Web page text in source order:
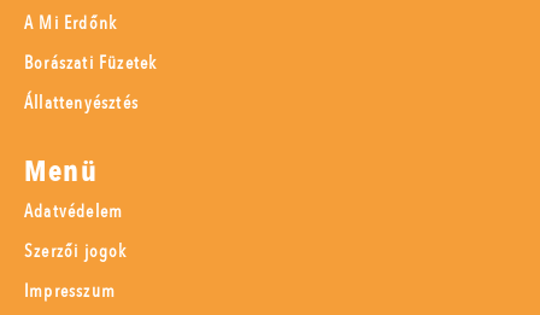
A Mi Erdőnk
Borászati Füzetek
Állattenyésztés
Menü
Adatvédelem
Szerzői jogok
Impresszum